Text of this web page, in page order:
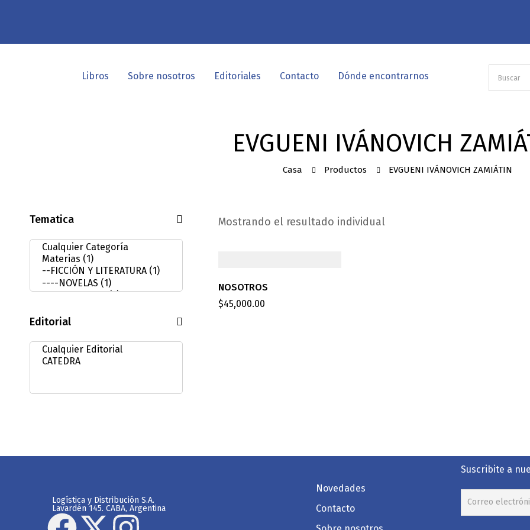
Libros Sobre nosotros Editoriales Contacto Dónde encontrarnos
EVGUENI IVÁNOVICH
Casa Productos EVGUENI IVÁNOVICH ZAMIÁTIN
Tematica
Editorial
Mostrando el resultado individual
NOSOTROS
$45,000.00
Logística y Distribución S.A.
Lavardén 145. CABA, Argentina
Novedades
Contacto
Suscribite a